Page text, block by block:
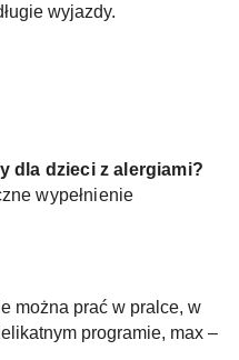
wyjazdy.
dla dzieci z alergiami?
wypełnienie
można prać w pralce, w
programie, max –